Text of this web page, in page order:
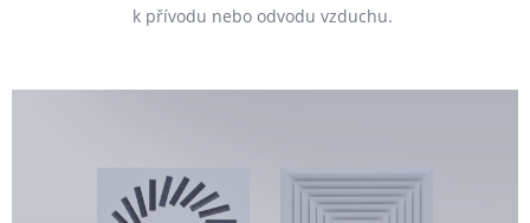
k přívodu nebo odvodu vzduchu.